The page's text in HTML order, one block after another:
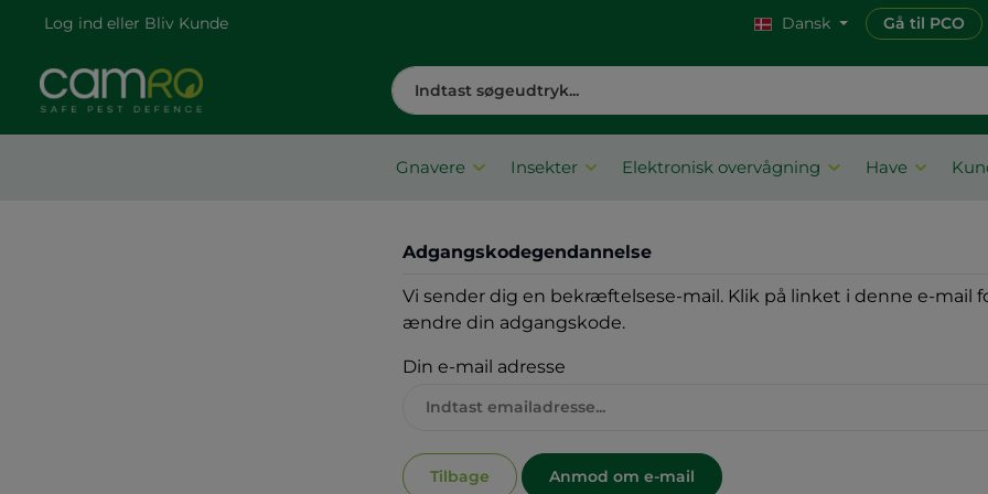
Log ind eller Bliv Kunde Dansk Gå til PCO
Gnavere Insekter Elektronisk overvågning Have
Adgangskodegendannelse
Vi sender dig en bekræftelsese-mail. Klik på linket i denne e-mail
ændre din adgangskode.
Din e-mail adresse
Tilbage Anmod om e-mail